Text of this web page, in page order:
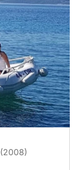
(2008)